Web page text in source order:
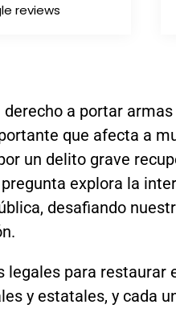
reviews
derecho a portar
que afecta a
un delito grave
explora la
desafiando
legales para restaurar
y estatales, y cada